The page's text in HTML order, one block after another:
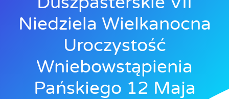
Niedziela Wielkanocna
Uroczystość
Wniebowstąpienia
Pańskiego 12 Maja